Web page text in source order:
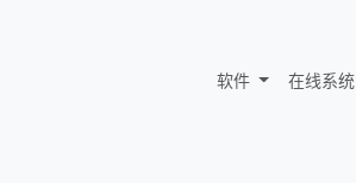
软件 在线系统